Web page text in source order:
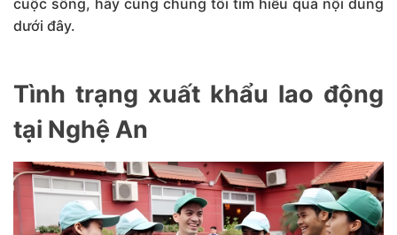
cuộc sống, hãy cùng chúng tôi tìm hiểu qua nội dung
dưới đây.
Tình trạng xuất khẩu lao động
tại Nghệ An